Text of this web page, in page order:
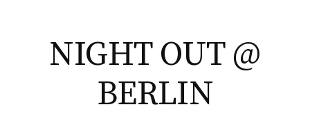
NIGHT OUT @
BERLIN